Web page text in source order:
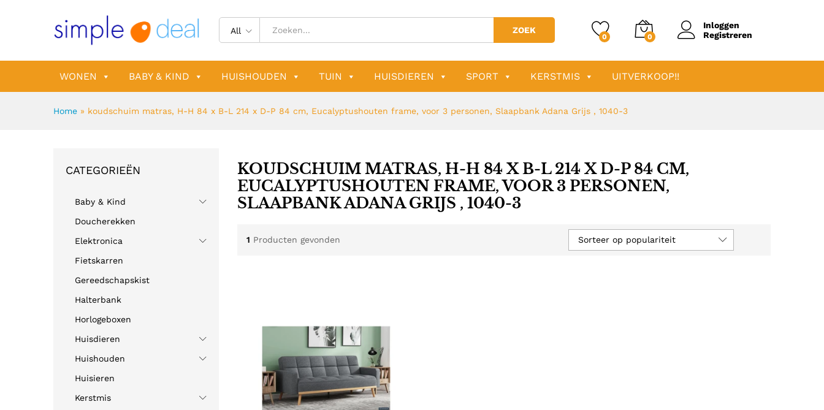
All ZOEK
0 0
Inloggen
Registreren
WONEN BABY & KIND HUISHOUDEN TUIN HUISDIEREN SPORT KERSTMIS UITVERKOOP!!
Home » koudschuim matras, H-H 84 x B-L 214 x D-P 84 cm, Eucalyptushouten frame, voor 3 personen, Slaapbank Adana Grijs , 1040-3
KOUDSCHUIM MATRAS, H-H 84 X B-L 214 X D-P 84 CM,
EUCALYPTUSHOUTEN FRAME, VOOR 3 PERSONEN,
SLAAPBANK ADANA GRIJS , 1040-3
1 Producten gevonden Sorteer op populariteit
CATEGORIEËN
Baby & Kind
Doucherekken
Elektronica
Fietskarren
Gereedschapskist
Halterbank
Horlogeboxen
Huisdieren
Huishouden
Huisieren
Kerstmis